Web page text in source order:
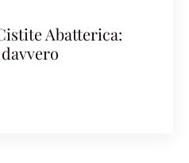
Abatterica:
CISTITE ABATTERICA: COME